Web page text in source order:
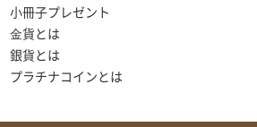
小冊子プレゼント
⾦貨とは
銀貨とは
プラチナコインとは